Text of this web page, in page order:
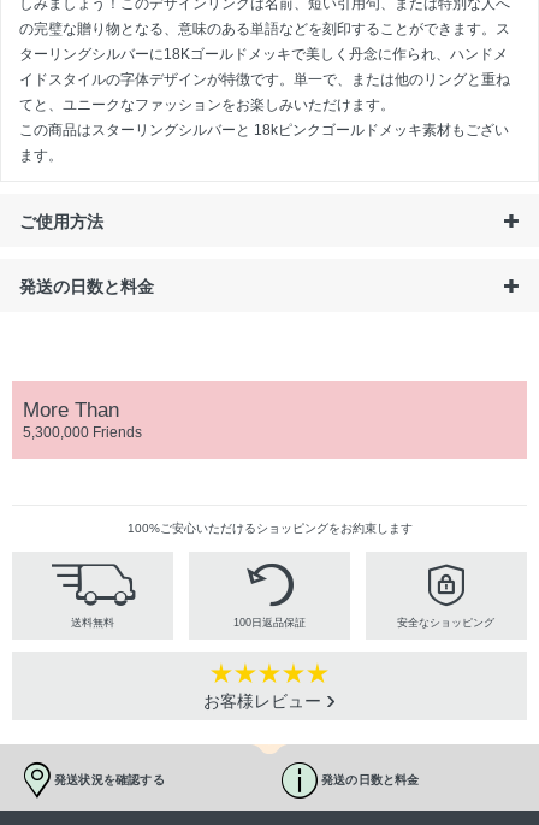
しみましょう！このデザインリングは名前、短い引用句、または特別な人へ
の完璧な贈り物となる、意味のある単語などを刻印することができます。ス
ターリングシルバーに18Kゴールドメッキで美しく丹念に作られ、ハンドメ
イドスタイルの字体デザインが特徴です。単一で、または他のリングと重ね
てと、ユニークなファッションをお楽しみいただけます。
この商品はスターリングシルバー と 18kピンクゴールドメッキ素材もござい
ます。
ご使用方法
発送の日数と料金
More Than
5,300,000 Friends
100%ご安心いただけるショッピングをお約束します
送料無料 100日返品保証 安全なショッピング
お客様レビュー
発送状況を確認する 発送の日数と料金